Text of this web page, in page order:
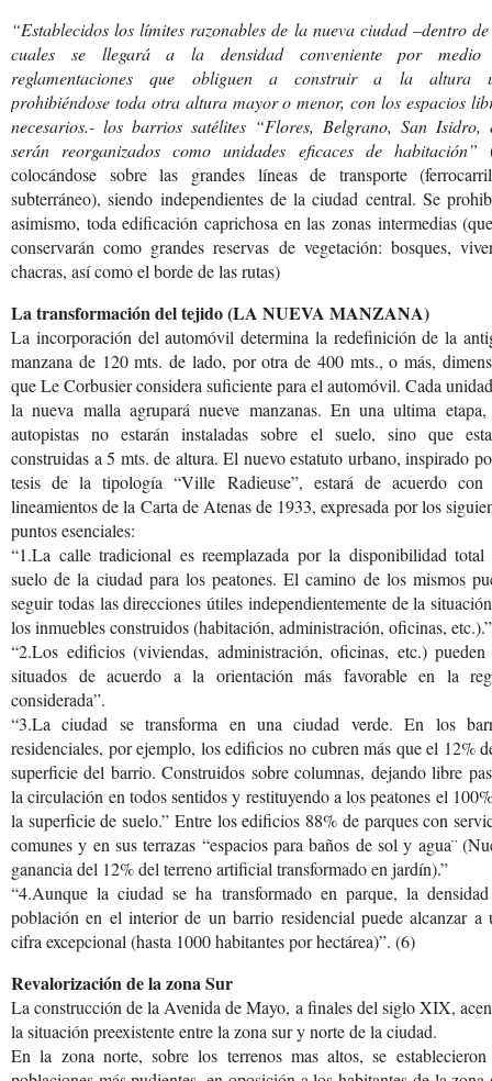
“Establecidos los límites razonables de la nueva ciudad –dentro
cuales se llegará a la densidad conveniente por medio
reglamentaciones que obliguen a construir a la altura
prohibiéndose toda otra altura mayor o menor, con los espacios
necesarios.- los barrios satélites “Flores, Belgrano, San Isidro,
serán reorganizados como unidades eficaces de habitación”
colocándose sobre las grandes líneas de transporte
subterráneo), siendo independientes de la ciudad central. Se
asimismo, toda edificación caprichosa en las zonas intermedias
conservarán como grandes reservas de vegetación: bosques,
chacras, así como el borde de las rutas)
La transformación del tejido (LA NUEVA MANZANA)
La incorporación del automóvil determina la redefinición de la
manzana de 120 mts. de lado, por otra de 400 mts., o más,
que Le Corbusier considera suficiente para el automóvil. Cada
la nueva malla agrupará nueve manzanas. En una ultima etapa,
autopistas no estarán instaladas sobre el suelo, sino que
construidas a 5 mts. de altura. El nuevo estatuto urbano, inspirado
tesis de la tipología “Ville Radieuse”, estará de acuerdo con
lineamientos de la Carta de Atenas de 1933, expresada por los
puntos esenciales:
“1.La calle tradicional es reemplazada por la disponibilidad total
suelo de la ciudad para los peatones. El camino de los mismos
seguir todas las direcciones útiles independientemente de la
los inmuebles construidos (habitación, administración, oficinas, etc.).”
“2.Los edificios (viviendas, administración, oficinas, etc.) pueden
situados de acuerdo a la orientación más favorable en la
considerada”.
“3.La ciudad se transforma en una ciudad verde. En los
residenciales, por ejemplo, los edificios no cubren más que el 12%
superficie del barrio. Construidos sobre columnas, dejando libre
la circulación en todos sentidos y restituyendo a los peatones el
la superficie de suelo.” Entre los edificios 88% de parques con
comunes y en sus terrazas “espacios para baños de sol y agua¨
ganancia del 12% del terreno artificial transformado en jardín).”
“4.Aunque la ciudad se ha transformado en parque, la
población en el interior de un barrio residencial puede alcanzar a
cifra excepcional (hasta 1000 habitantes por hectárea)”. (6)
Revalorización de la zona Sur
La construcción de la Avenida de Mayo, a finales del siglo XIX,
la situación preexistente entre la zona sur y norte de la ciudad.
En la zona norte, sobre los terrenos mas altos, se establecieron